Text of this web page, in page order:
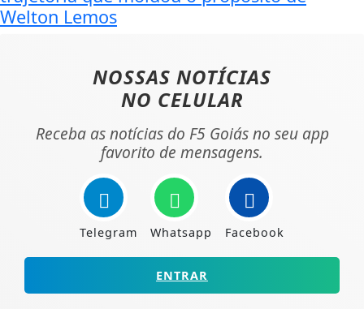
Welton Lemos
NOSSAS NOTÍCIAS
NO CELULAR
Receba as notícias do F5 Goiás no seu app
favorito de mensagens.
Telegram Whatsapp Facebook
ENTRAR